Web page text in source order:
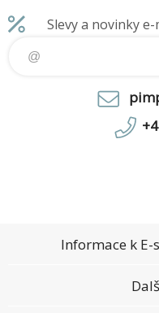
Slevy a novinky e-
Informace k